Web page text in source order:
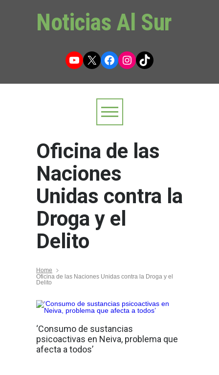
Noticias Al Sur
YouTube
X Facebook
Instagram
TikTok
Oficina de las
Naciones
Unidas contra la
Droga y el
Delito
Home
Oficina de las Naciones Unidas contra la Droga y el
Delito
‘Consumo de sustancias
psicoactivas en Neiva, problema que
afecta a todos’